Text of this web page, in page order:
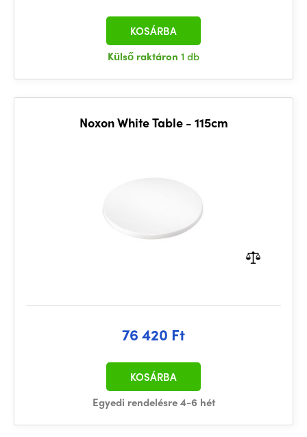
Külső raktáron 1 db
KOSÁRBA
Noxon White Table - 115cm
76 420 Ft
Egyedi rendelésre 4-6 hét
KOSÁRBA